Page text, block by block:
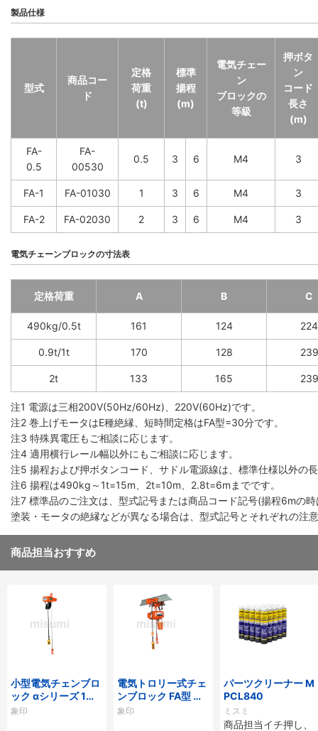
製品仕様
型式
商品コー
ド
定格
荷重
(t)
標準
揚程
(m)
電気チェー
ン
ブロックの
等級
押ボタ
ン
コード
長さ
(m)
FA-
0.5
FA-
00530
0.5 3 6 M4 3
FA-1 FA-01030 1 3 6 M4 3
FA-2 FA-02030 2 3 6 M4 3
電気チェーンブロックの寸法表
定格荷重 A B C
490kg/0.5t 161 124 224
0.9t/1t 170 128 239
2t 133 165 239
注1 電源は三相200V(50Hz/60Hz)、220V(60Hz)です。
注2 巻上げモータはE種絶縁、短時間定格はFA型=30分です。
注3 特殊異電圧もご相談に応じます。
注4 適用横行レール幅以外にもご相談に応じます。
注5 揚程および押ボタンコード、サドル電源線は、標準仕様以外の
注6 揚程は490kg～1t=15m、2t=10m、2.8t=6mまでです。
注7 標準品のご注文は、型式記号または商品コード記号(揚程6mの
塗装・モータの絶縁などが異なる場合は、型式記号とそれぞれの
商品担当おすすめ
小型電気チェンブロ
ック αシリーズ 1速
形
象印
電気トロリー式チェ
ンブロック FA型 （1
速形）
象印
パーツクリーナー M
PCL840
ミスミ
商品担当イチ押し、